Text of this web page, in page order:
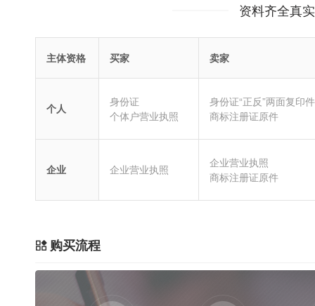
资料齐全真
主体资格 买家 卖家
个人
身份证
个体户营业执照
身份证“正反”两面复印件
商标注册证原件
企业 企业营业执照
企业营业执照
商标注册证原件
购买流程